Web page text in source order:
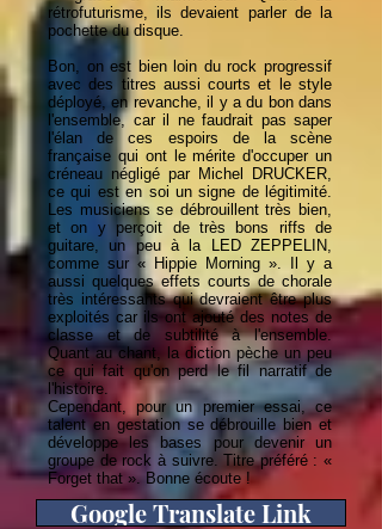
rétrofuturisme, ils devaient parler de la
pochette du disque.
Bon, on est bien loin du rock progressif
avec des titres aussi courts et le style
déployé, en revanche, il y a du bon dans
l'ensemble, car il ne faudrait pas saper
l'élan de ces espoirs de la scène
française qui ont le mérite d'occuper un
créneau négligé par Michel DRUCKER,
ce qui est en soi un signe de légitimité.
Les musiciens se débrouillent très bien,
et on y perçoit de très bons riffs de
guitare, un peu à la LED ZEPPELIN,
comme sur « Hippie Morning ». Il y a
aussi quelques effets courts de chorale
très intéressants qui devraient être plus
exploités car ils ont ajouté des notes de
classe et de subtilité à l'ensemble.
Quant au chant, la diction pèche un peu
ce qui fait qu'on perd le fil narratif de
l'histoire.
Cependant, pour un premier essai, ce
talent en gestation se débrouille bien et
développe les bases pour devenir un
groupe de rock à suivre. Titre préféré : «
Forget that ». Bonne écoute !
Google Translate Link